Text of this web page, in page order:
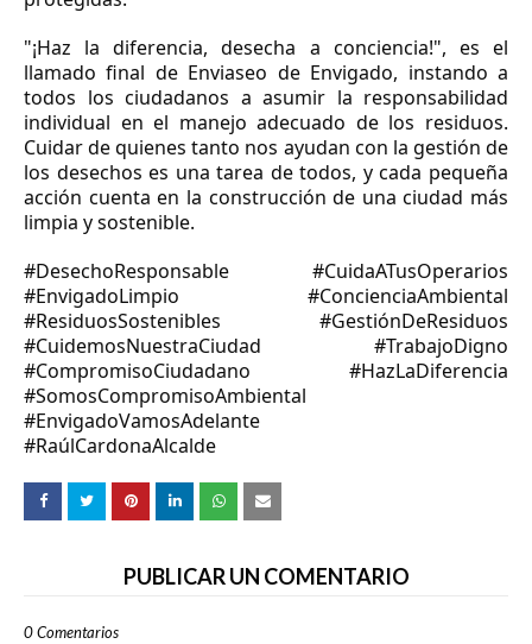
"¡Haz la diferencia, desecha a conciencia!", es el
llamado final de Enviaseo de Envigado, instando a
todos los ciudadanos a asumir la responsabilidad
individual en el manejo adecuado de los residuos.
Cuidar de quienes tanto nos ayudan con la gestión de
los desechos es una tarea de todos, y cada pequeña
acción cuenta en la construcción de una ciudad más
limpia y sostenible.
#DesechoResponsable #CuidaATusOperarios
#EnvigadoLimpio #ConcienciaAmbiental
#ResiduosSostenibles #GestiónDeResiduos
#CuidemosNuestraCiudad #TrabajoDigno
#CompromisoCiudadano #HazLaDiferencia
#SomosCompromisoAmbiental
#EnvigadoVamosAdelante
#RaúlCardonaAlcalde
PUBLICAR UN COMENTARIO
0 Comentarios